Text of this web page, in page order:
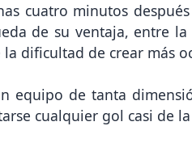
cuatro minutos
de su ventaja, entre
dificultad de crear más
equipo de tanta
cualquier gol casi de